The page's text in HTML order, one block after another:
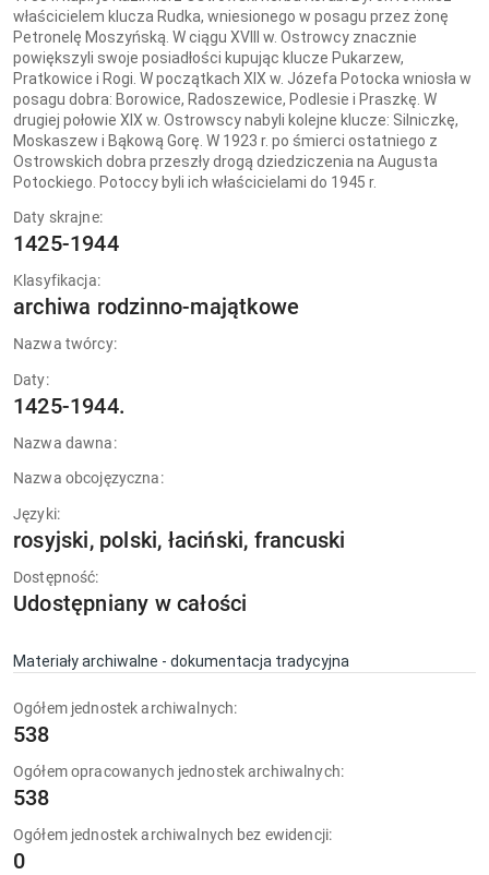
właścicielem klucza Rudka, wniesionego w posagu przez żonę
Petronelę Moszyńską. W ciągu XVIII w. Ostrowcy znacznie
powiększyli swoje posiadłości kupując klucze Pukarzew,
Pratkowice i Rogi. W początkach XIX w. Józefa Potocka wniosła w
posagu dobra: Borowice, Radoszewice, Podlesie i Praszkę. W
drugiej połowie XIX w. Ostrowscy nabyli kolejne klucze: Silniczkę,
Moskaszew i Bąkową Gorę. W 1923 r. po śmierci ostatniego z
Ostrowskich dobra przeszły drogą dziedziczenia na Augusta
Potockiego. Potoccy byli ich właścicielami do 1945 r.
Daty skrajne:
1425-1944
Klasyfikacja:
archiwa rodzinno-majątkowe
Nazwa twórcy:
Daty:
1425-1944.
Nazwa dawna:
Nazwa obcojęzyczna:
Języki:
rosyjski, polski, łaciński, francuski
Dostępność:
Udostępniany w całości
Materiały archiwalne - dokumentacja tradycyjna
Ogółem jednostek archiwalnych:
538
Ogółem opracowanych jednostek archiwalnych:
538
Ogółem jednostek archiwalnych bez ewidencji:
0